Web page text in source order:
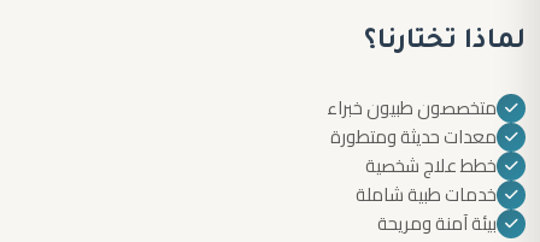
لماذا تختارنا؟
متخصصون طبيون خبراء
معدات حديثة ومتطورة
خطط علاج شخصية
خدمات طبية شاملة
بيئة آمنة ومريحة